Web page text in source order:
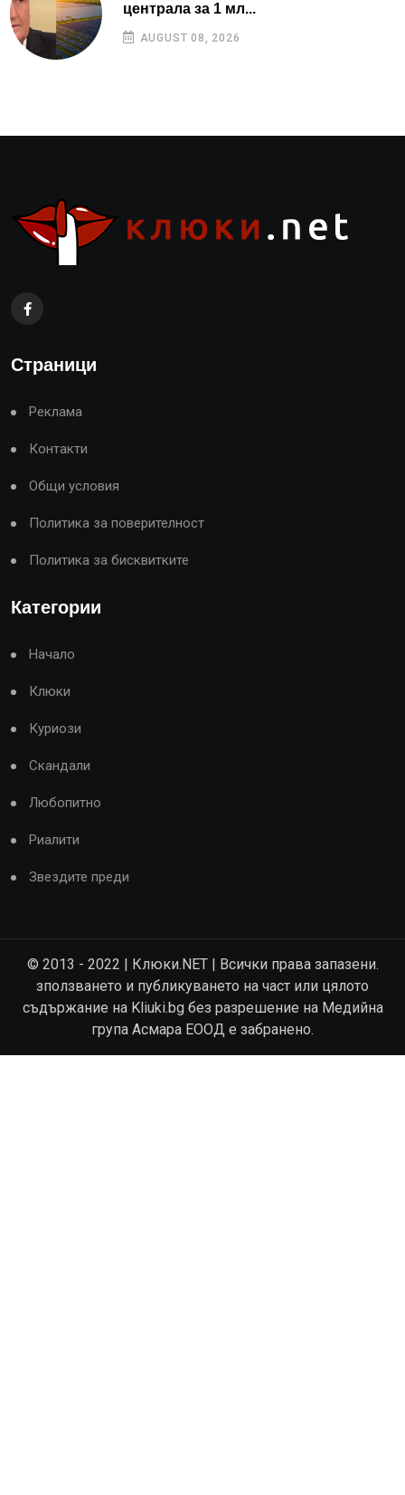
централа за 1 мл...
AUGUST 08, 2026
Страници
Реклама
Контакти
Общи условия
Политика за поверителност
Политика за бисквитките
Категории
Начало
Клюки
Куриози
Скандали
Любопитно
Риалити
Звездите преди
© 2013 - 2022 | Клюки.NET | Всички права запазени.
зползването и публикуването на част или цялото
съдържание на Kliuki.bg без разрешение на Медийна
група Асмара ЕООД е забранено.